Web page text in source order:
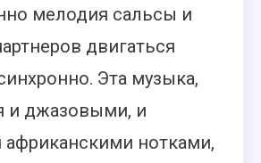
мелодия сальсы и
двигаться
Эта музыка,
и джазовыми, и
нотками,